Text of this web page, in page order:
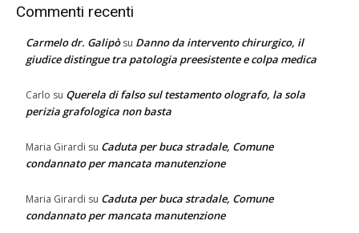
Commenti recenti
Carmelo dr. Galipòsu Danno da intervento chirurgico, il
giudice distingue tra patologia preesistente e colpa medica
Carlo su Querela di falso sul testamento olografo, la sola
perizia grafologica non basta
Maria Girardi su Caduta per buca stradale, Comune
condannato per mancata manutenzione
Maria Girardi su Caduta per buca stradale, Comune
condannato per mancata manutenzione